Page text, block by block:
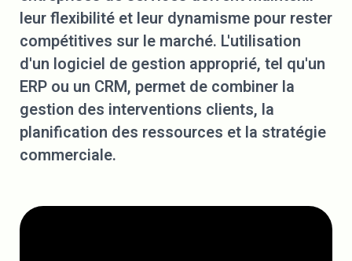
leur flexibilité et leur dynamisme pour rester
compétitives sur le marché. L'utilisation
d'un logiciel de gestion approprié, tel qu'un
ERP ou un CRM, permet de combiner la
gestion des interventions clients, la
planification des ressources et la stratégie
commerciale.